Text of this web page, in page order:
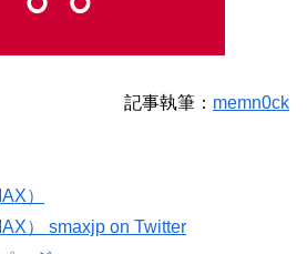
記事執筆： memn0ck
）
） smaxjp on Twitter